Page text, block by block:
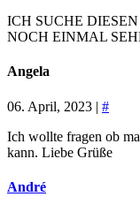
ICH SUCHE
NOCH EINMAL
Angela
06. April, 2023 | #
Ich wollte fragen ob
kann. Liebe Grüße
André